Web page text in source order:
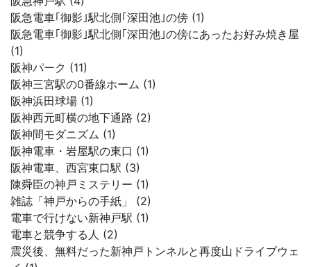
阪急電車｢御影｣駅北側｢深田池｣の傍 (1)
阪急電車｢御影｣駅北側｢深田池｣の傍にあったお好み焼き屋
(1)
阪神パーク (11)
阪神三宮駅の0番線ホーム (1)
阪神浜田球場 (1)
阪神西元町横の地下通路 (2)
阪神間モダニズム (1)
阪神電車・岩屋駅の東口 (1)
阪神電車、西宮東口駅 (3)
陳舜臣の神戸ミステリー (1)
雑誌「神戸からの手紙」 (2)
電車で行けない新神戸駅 (1)
電車と競争する人 (2)
震災後、無料だった新神戸トンネルと再度山ドライブウェ